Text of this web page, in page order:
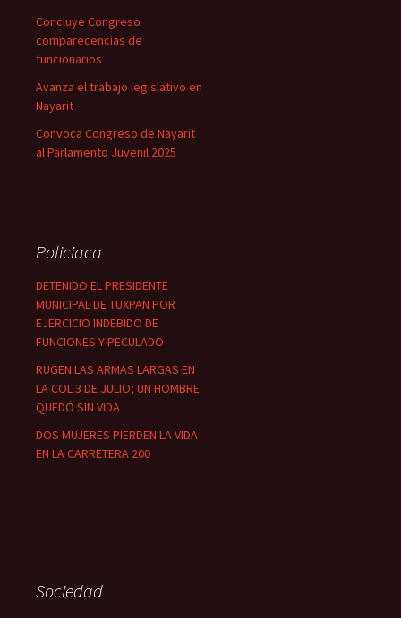
Concluye Congreso
comparecencias de
funcionarios
Avanza el trabajo legislativo en
Nayarit
Convoca Congreso de Nayarit
al Parlamento Juvenil 2025
Policiaca
DETENIDO EL PRESIDENTE
MUNICIPAL DE TUXPAN POR
EJERCICIO INDEBIDO DE
FUNCIONES Y PECULADO
RUGEN LAS ARMAS LARGAS EN
LA COL 3 DE JULIO; UN HOMBRE
QUEDÓ SIN VIDA
DOS MUJERES PIERDEN LA VIDA
EN LA CARRETERA 200
Sociedad